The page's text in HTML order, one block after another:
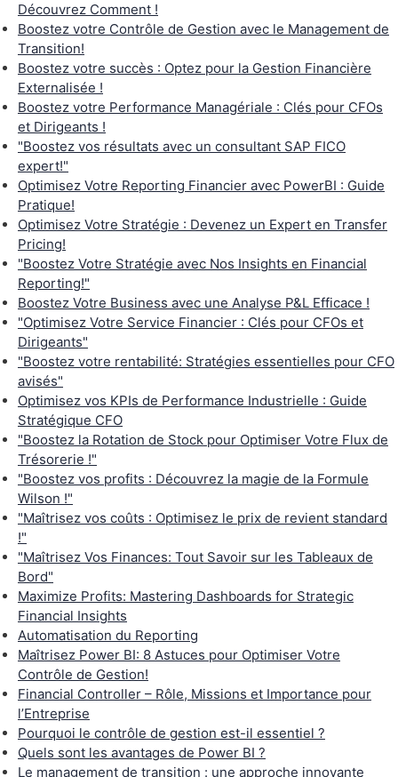
Découvrez Comment !
Boostez votre Contrôle de Gestion avec le Management de
Transition!
Boostez votre succès : Optez pour la Gestion Financière
Externalisée !
Boostez votre Performance Managériale : Clés pour CFOs
et Dirigeants !
"Boostez vos résultats avec un consultant SAP FICO
expert!"
Optimisez Votre Reporting Financier avec PowerBI : Guide
Pratique!
Optimisez Votre Stratégie : Devenez un Expert en Transfer
Pricing!
"Boostez Votre Stratégie avec Nos Insights en Financial
Reporting!"
Boostez Votre Business avec une Analyse P&L Efficace !
"Optimisez Votre Service Financier : Clés pour CFOs et
Dirigeants"
"Boostez votre rentabilité: Stratégies essentielles pour CFO
avisés"
Optimisez vos KPIs de Performance Industrielle : Guide
Stratégique CFO
"Boostez la Rotation de Stock pour Optimiser Votre Flux de
Trésorerie !"
"Boostez vos profits : Découvrez la magie de la Formule
Wilson !"
"Maîtrisez vos coûts : Optimisez le prix de revient standard
!"
"Maîtrisez Vos Finances: Tout Savoir sur les Tableaux de
Bord"
Maximize Profits: Mastering Dashboards for Strategic
Financial Insights
Automatisation du Reporting
Maîtrisez Power BI: 8 Astuces pour Optimiser Votre
Contrôle de Gestion!
Financial Controller – Rôle, Missions et Importance pour
l’Entreprise
Pourquoi le contrôle de gestion est-il essentiel ?
Quels sont les avantages de Power BI ?
Le management de transition : une approche innovante